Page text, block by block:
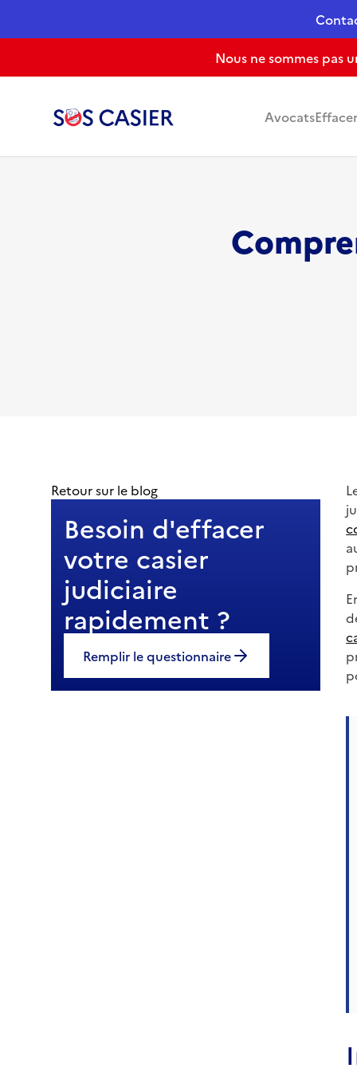
Nous ne sommes pas
Avocats
Retour sur le blog
Besoin d'effacer
votre casier
judiciaire
rapidement ?
Remplir le questionnaire